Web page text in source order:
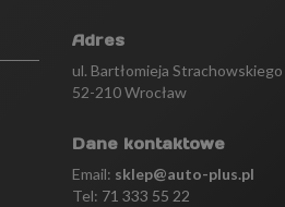
Adres
ul. Bartłomieja
52-210 Wrocław
Dane kontaktowe
Email: sklep@auto-plus.pl
Tel: 71 333 55 22